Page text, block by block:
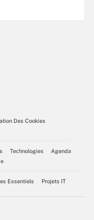
Des Cookies
Technologies
Agenda
Essentiels Projets IT